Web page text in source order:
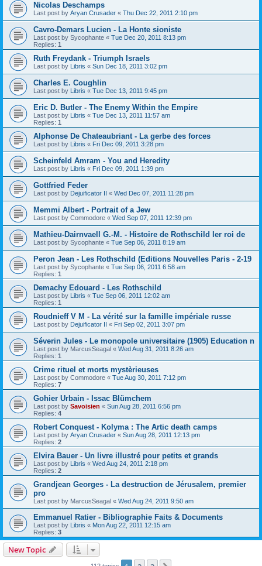
Nicolas Deschamps
Last post by Aryan Crusader « Thu Dec 22, 2011 2:10 pm
Cavro-Demars Lucien - La Honte sioniste
Last post by Sycophante « Tue Dec 20, 2011 8:13 pm
Replies: 1
Ruth Freydank - Triumph Israels
Last post by Libris « Sun Dec 18, 2011 3:02 pm
Charles E. Coughlin
Last post by Libris « Tue Dec 13, 2011 9:45 pm
Eric D. Butler - The Enemy Within the Empire
Last post by Libris « Tue Dec 13, 2011 11:57 am
Replies: 1
Alphonse De Chateaubriant - La gerbe des forces
Last post by Libris « Fri Dec 09, 2011 3:28 pm
Scheinfeld Amram - You and Heredity
Last post by Libris « Fri Dec 09, 2011 1:39 pm
Gottfried Feder
Last post by Dejuificator II « Wed Dec 07, 2011 11:28 pm
Memmi Albert - Portrait of a Jew
Last post by Commodore « Wed Sep 07, 2011 12:39 pm
Mathieu-Dairnvaell G.-M. - Histoire de Rothschild Ier roi de
Last post by Sycophante « Tue Sep 06, 2011 8:19 am
Peron Jean - Les Rothschild (Editions Nouvelles Paris - 2-19
Last post by Sycophante « Tue Sep 06, 2011 6:58 am
Replies: 1
Demachy Edouard - Les Rothschild
Last post by Libris « Tue Sep 06, 2011 12:02 am
Replies: 1
Roudnieff V M - La vérité sur la famille impériale russe
Last post by Dejuificator II « Fri Sep 02, 2011 3:07 pm
Séverin Jules - Le monopole universitaire (1905) Education n
Last post by MarcusSeagal « Wed Aug 31, 2011 8:26 am
Replies: 1
Crime rituel et morts mystèrieuses
Last post by Commodore « Tue Aug 30, 2011 7:12 pm
Replies: 7
Gohier Urbain - Issac Blümchem
Last post by Savoisien « Sun Aug 28, 2011 6:56 pm
Replies: 4
Robert Conquest - Kolyma : The Artic death camps
Last post by Aryan Crusader « Sun Aug 28, 2011 12:13 pm
Replies: 2
Elvira Bauer - Un livre illustré pour petits et grands
Last post by Libris « Wed Aug 24, 2011 2:18 pm
Replies: 2
Grandjean Georges - La destruction de Jérusalem, premier
pro
Last post by MarcusSeagal « Wed Aug 24, 2011 9:50 am
Emmanuel Ratier - Bibliographie Faits & Documents
Last post by Libris « Mon Aug 22, 2011 12:15 am
Replies: 3
New Topic